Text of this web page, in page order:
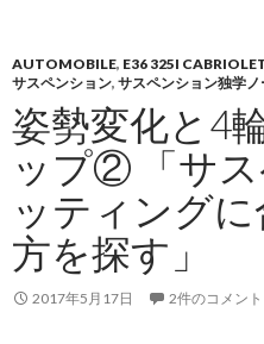
動
AUTOMOBILE, E36 325I
サスペンション, サスペンション独学ノ
姿勢変化と4
ップ② 「サ
ッティング
方を探す」
2017年5月17日 2件のコメント